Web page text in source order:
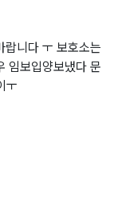
랍니다 ㅜ 보호소는
임보입양보냈다 문
ㅜ